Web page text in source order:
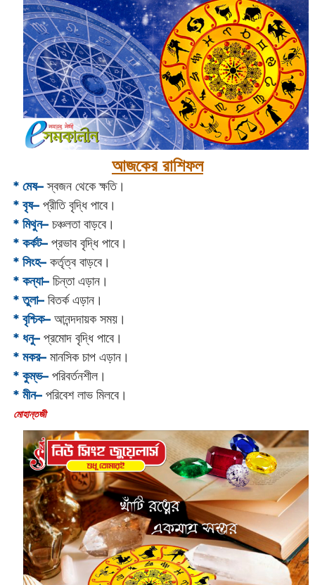
আজকের রাশিফল
* মেষ–স্বজন থেকে ক্ষতি।
* বৃষ–প্রীতি বৃদ্ধি পাবে।
* মিথুন–চঞ্চলতা বাড়বে।
* কর্কট–প্রভাব বৃদ্ধি পাবে।
* সিংহ–কর্তৃত্ব বাড়বে।
* কন্যা–চিন্তা এড়ান।
* তুলা–বিতর্ক এড়ান।
* বৃশ্চিক–আনন্দদায়ক সময়।
* ধনু–প্রমোদ বৃদ্ধি পাবে।
* মকর–মানসিক চাপ এড়ান।‌
* কুম্ভ–পরিবর্তনশীল।
* মীন–পরিবেশ লাভ মিলবে।
‌মোহান্তজী‌‌‌‌‌‌‌‌‌‌‌‌‌‌‌‌‌